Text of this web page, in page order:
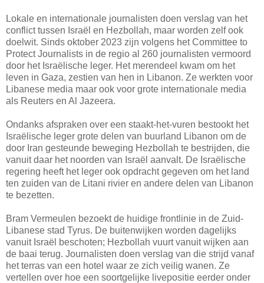
Lokale en internationale journalisten doen verslag van het
conflict tussen Israël en Hezbollah, maar worden zelf ook
doelwit. Sinds oktober 2023 zijn volgens het Committee to
Protect Journalists in de regio al 260 journalisten vermoord
door het Israëlische leger. Het merendeel kwam om het
leven in Gaza, zestien van hen in Libanon. Ze werkten voor
Libanese media maar ook voor grote internationale media
als Reuters en Al Jazeera.
Ondanks afspraken over een staakt-het-vuren bestookt het
Israëlische leger grote delen van buurland Libanon om de
door Iran gesteunde beweging Hezbollah te bestrijden, die
vanuit daar het noorden van Israël aanvalt. De Israëlische
regering heeft het leger ook opdracht gegeven om het land
ten zuiden van de Litani rivier en andere delen van Libanon
te bezetten.
Bram Vermeulen bezoekt de huidige frontlinie in de Zuid-
Libanese stad Tyrus. De buitenwijken worden dagelijks
vanuit Israël beschoten; Hezbollah vuurt vanuit wijken aan
de baai terug. Journalisten doen verslag van die strijd vanaf
het terras van een hotel waar ze zich veilig wanen. Ze
vertellen over hoe een soortgelijke livepositie eerder onder